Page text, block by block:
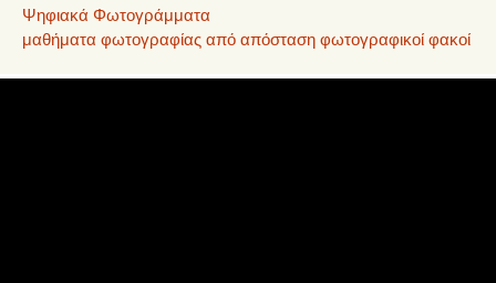
Ψηφιακά Φωτογράμματα
μαθήματα φωτογραφίας από απόσταση φωτογραφικοί φακοί